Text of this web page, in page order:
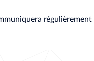
régulièrement